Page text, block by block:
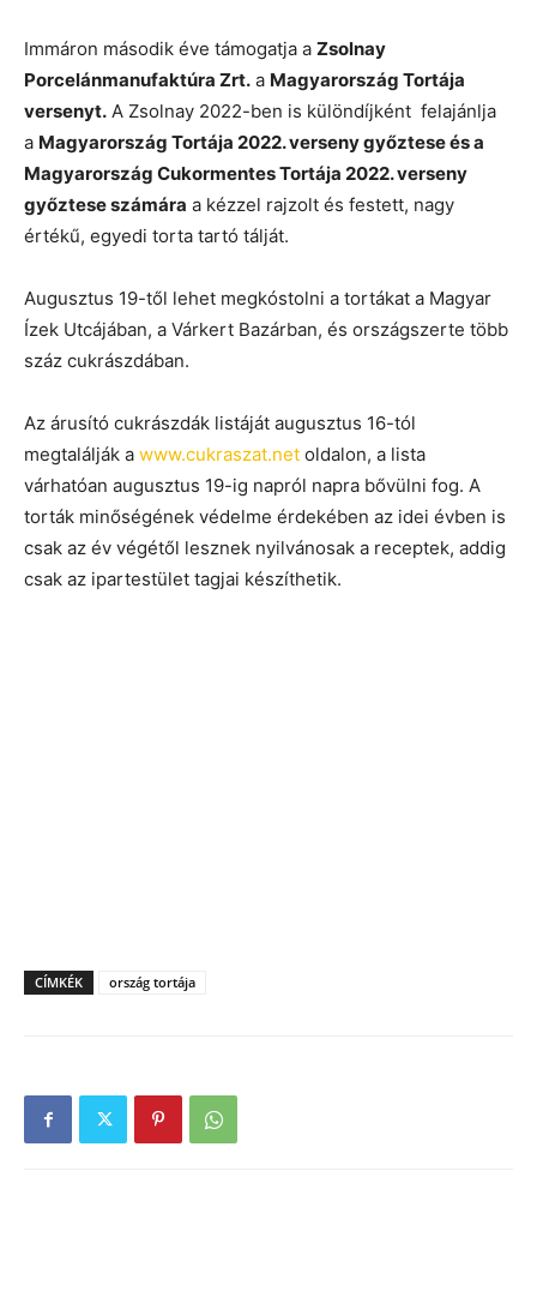
Immáron második éve támogatja a Zsolnay
Porcelánmanufaktúra Zrt. a Magyarország Tortája
versenyt. A Zsolnay 2022-ben is különdíjként felajánlja
a Magyarország Tortája 2022. verseny győztese és a
Magyarország Cukormentes Tortája 2022. verseny
győztese számára a kézzel rajzolt és festett, nagy
értékű, egyedi torta tartó tálját.
Augusztus 19-től lehet megkóstolni a tortákat a Magyar
Ízek Utcájában, a Várkert Bazárban, és országszerte több
száz cukrászdában.
Az árusító cukrászdák listáját augusztus 16-tól
megtalálják a www.cukraszat.net oldalon, a lista
várhatóan augusztus 19-ig napról napra bővülni fog. A
torták minőségének védelme érdekében az idei évben is
csak az év végétől lesznek nyilvánosak a receptek, addig
csak az ipartestület tagjai készíthetik.
CÍMKÉK ország tortája